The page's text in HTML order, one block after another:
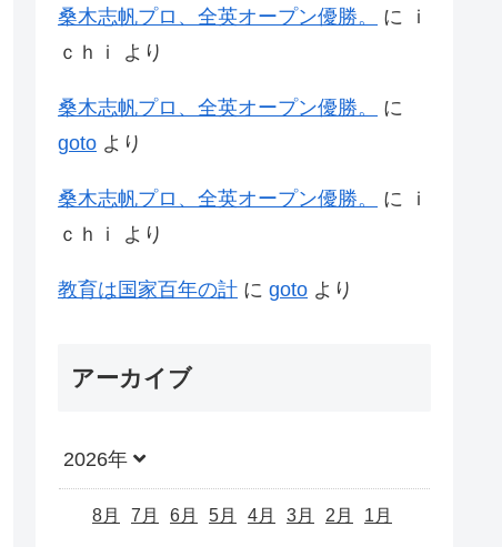
桑木志帆プロ、全英オープン優勝。 に
ｉ
ｃｈｉ
より
桑木志帆プロ、全英オープン優勝。
に
goto より
桑木志帆プロ、全英オープン優勝。 に
ｉ
ｃｈｉ
より
教育は国家百年の計 に goto より
アーカイブ
2026年
8月 7月 6月 5月 4月 3月 2月 1月